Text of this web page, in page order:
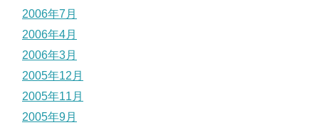
2006年7月
2006年4月
2006年3月
2005年12月
2005年11月
2005年9月